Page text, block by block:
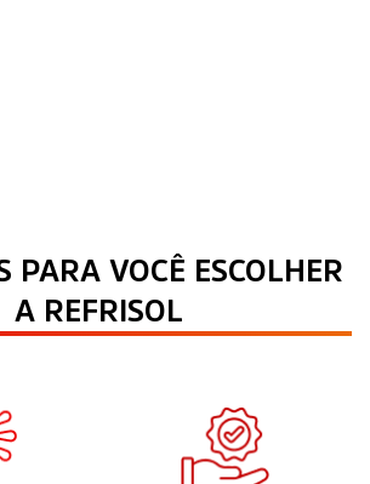
PARA VOCÊ ESCOLHER
A REFRISOL